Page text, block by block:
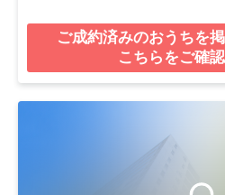
ご成約済みのおうちを
こちらをご確